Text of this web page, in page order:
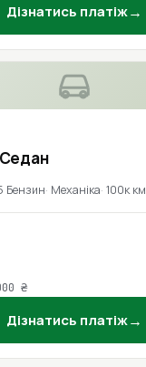
Дізнатись платіж→
Седан
Бензин Механіка 100к км
₴
Дізнатись платіж→